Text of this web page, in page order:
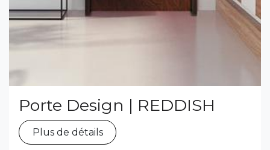
Porte Design | REDDISH
Plus de détails